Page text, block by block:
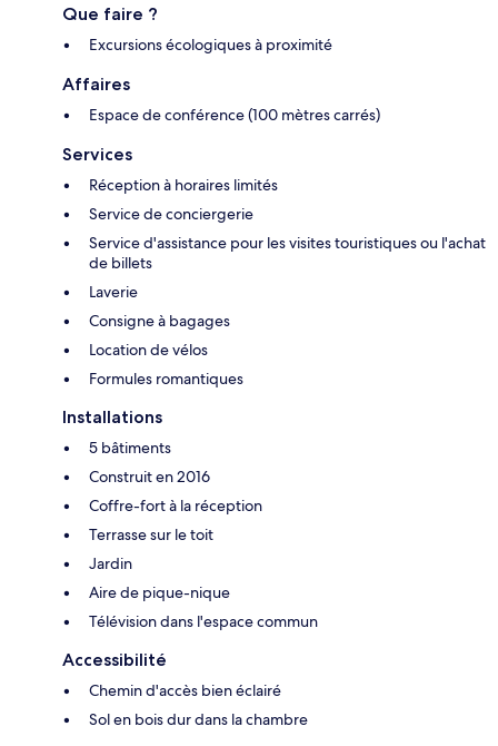
Que faire ?
Excursions écologiques à proximité
Affaires
Espace de conférence (100 mètres carrés)
Services
Réception à horaires limités
Service de conciergerie
Service d'assistance pour les visites touristiques ou l'achat
de billets
Laverie
Consigne à bagages
Location de vélos
Formules romantiques
Installations
5 bâtiments
Construit en 2016
Coffre-fort à la réception
Terrasse sur le toit
Jardin
Aire de pique-nique
Télévision dans l'espace commun
Accessibilité
Chemin d'accès bien éclairé
Sol en bois dur dans la chambre